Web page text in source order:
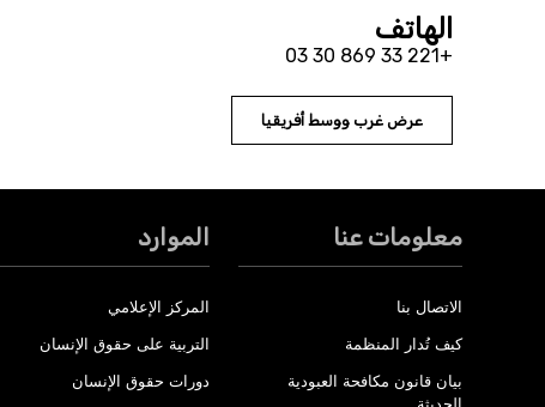
الهاتف
+221 33 869 30 03
عرض غرب ووسط أفريقيا
معلومات عنا
الاتصال بنا
كيف تُدار المنظمة
بيان قانون مكافحة العبودية
الموارد
المركز الإعلامي
التربية على حقوق الإنسان
دورات حقوق الإنسان